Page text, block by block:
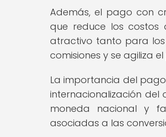
Además, el pago con
que reduce los costos
atractivo tanto para los
comisiones y se agiliza
La importancia del
internacionalización
moneda nacional y
asociadas a las